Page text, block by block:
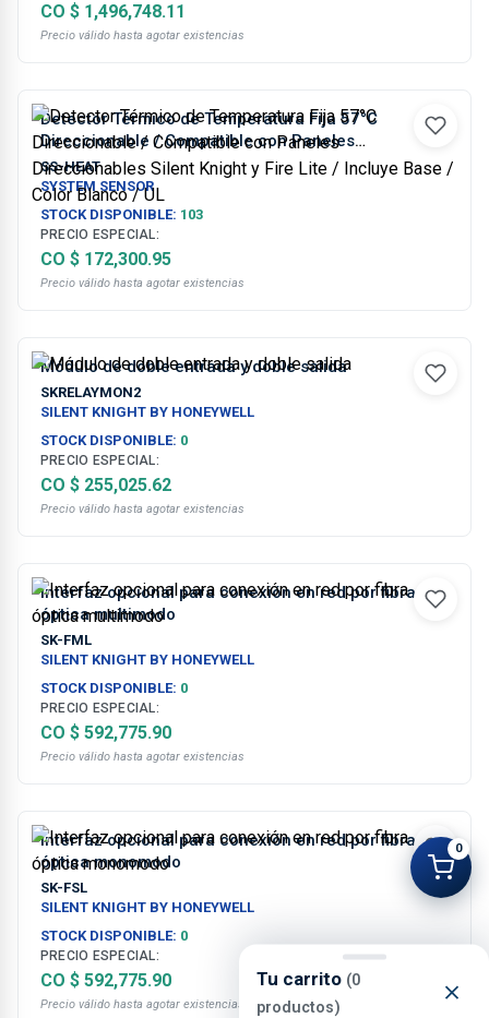
Tu carrito (0
productos)
0
CO $ 1,496,748.11
Precio válido hasta agotar existencias
Detector Térmico de Temperatura Fija 57°C
Direccionable / Compatible con Paneles
Direccionables Silent Knight y Fire Lite / Incluye
Base / Color Blanco / UL
SS-HEAT
SYSTEM SENSOR
STOCK DISPONIBLE: 103
PRECIO ESPECIAL:
CO $ 172,300.95
Precio válido hasta agotar existencias
Módulo de doble entrada y doble salida
SKRELAYMON2
SILENT KNIGHT BY HONEYWELL
STOCK DISPONIBLE: 0
PRECIO ESPECIAL:
CO $ 255,025.62
Precio válido hasta agotar existencias
Interfaz opcional para conexión en red por fibra
óptica multimodo
SK-FML
SILENT KNIGHT BY HONEYWELL
STOCK DISPONIBLE: 0
PRECIO ESPECIAL:
CO $ 592,775.90
Precio válido hasta agotar existencias
Interfaz opcional para conexión en red por fibra
óptica monomodo
SK-FSL
SILENT KNIGHT BY HONEYWELL
STOCK DISPONIBLE: 0
PRECIO ESPECIAL:
CO $ 592,775.90
Precio válido hasta agotar existencias